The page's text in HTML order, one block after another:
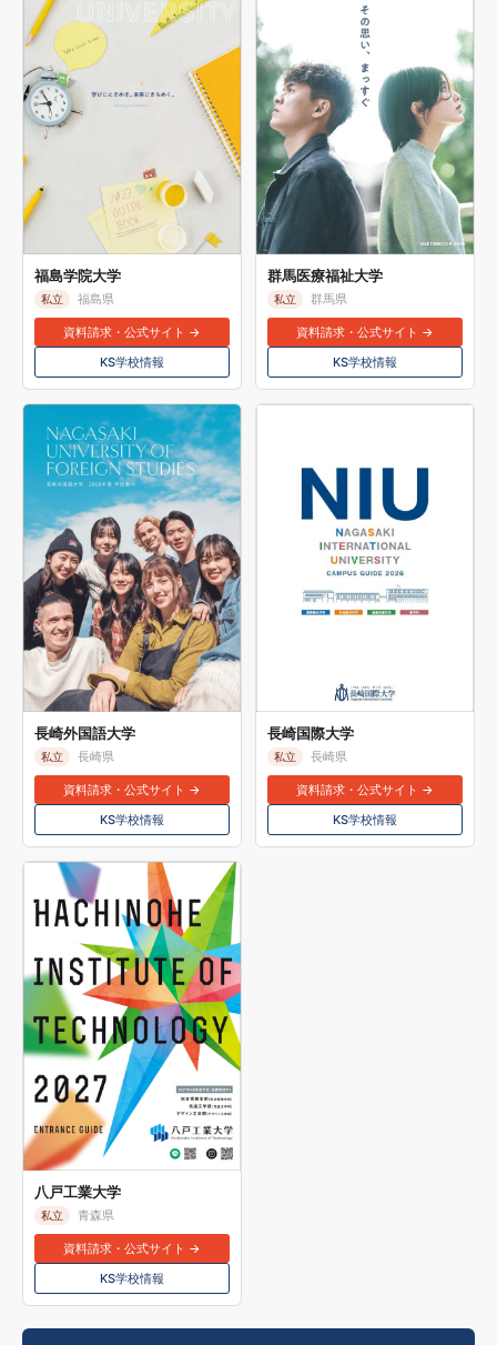
福島学院大学
私立 福島県
資料請求・公式サイト →
KS学校情報
群馬医療福祉大学
私立 群馬県
資料請求・公式サイト →
KS学校情報
長崎外国語大学
私立 長崎県
資料請求・公式サイト →
KS学校情報
長崎国際大学
私立 長崎県
資料請求・公式サイト →
KS学校情報
八戸工業大学
私立 青森県
資料請求・公式サイト →
KS学校情報